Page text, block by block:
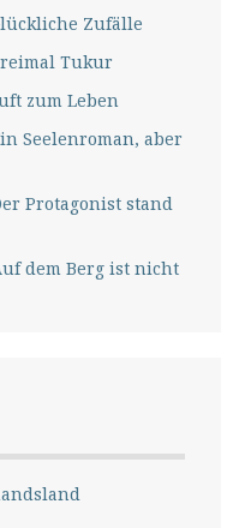
Zufälle
Tukur
zum Leben
Seelenroman, aber
Protagonist stand
dem Berg ist nicht